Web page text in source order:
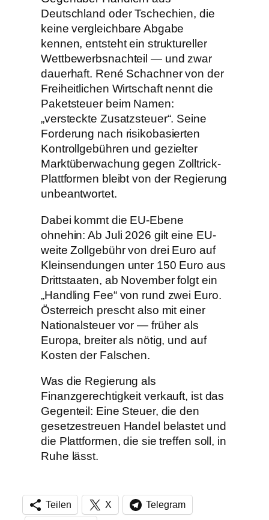
Deutschland oder Tschechien, die
keine vergleichbare Abgabe
kennen, entsteht ein struktureller
Wettbewerbsnachteil — und zwar
dauerhaft. René Schachner von der
Freiheitlichen Wirtschaft nennt die
Paketsteuer beim Namen:
„versteckte Zusatzsteuer“. Seine
Forderung nach risikobasierten
Kontrollgebühren und gezielter
Marktüberwachung gegen Zolltrick-
Plattformen bleibt von der Regierung
unbeantwortet.
Dabei kommt die EU-Ebene
ohnehin: Ab Juli 2026 gilt eine EU-
weite Zollgebühr von drei Euro auf
Kleinsendungen unter 150 Euro aus
Drittstaaten, ab November folgt ein
„Handling Fee“ von rund zwei Euro.
Österreich prescht also mit einer
Nationalsteuer vor — früher als
Europa, breiter als nötig, und auf
Kosten der Falschen.
Was die Regierung als
Finanzgerechtigkeit verkauft, ist das
Gegenteil: Eine Steuer, die den
gesetzestreuen Handel belastet und
die Plattformen, die sie treffen soll, in
Ruhe lässt.
Teilen X Telegram